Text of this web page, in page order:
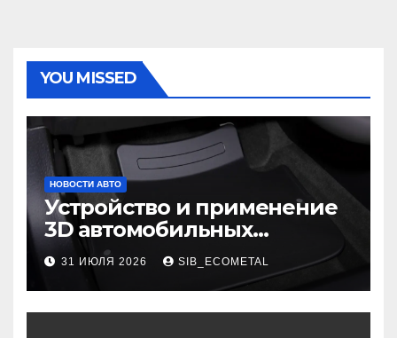
YOU MISSED
НОВОСТИ АВТО
Устройство и применение
3D автомобильных
ковриков
31 ИЮЛЯ 2026 SIB_ECOMETAL